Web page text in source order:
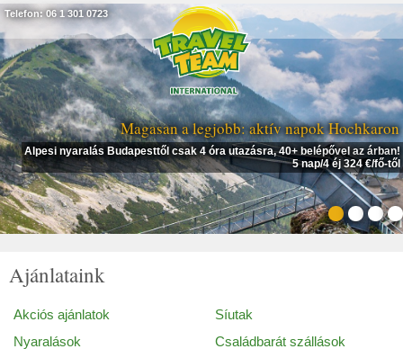
Magasan a legjobb: aktív napok Hochkaron
Alpesi nyaralás Budapesttől csak 4 óra utazásra, 40+ belépővel az árban!
5 nap/4 éj 324 €/fő-től
Telefon: 06 1 301 0723
Ajánlataink
Akciós ajánlatok
Síutak
Nyaralások
Családbarát szállások